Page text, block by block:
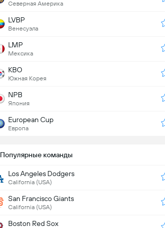
Северная Америка
LVBP
Венесуэла
LMP
Мексика
KBO
Южная Корея
NPB
Япония
European Cup
Европа
Популярные команды
Los Angeles Dodgers
California (USA)
San Francisco Giants
California (USA)
Boston Red Sox